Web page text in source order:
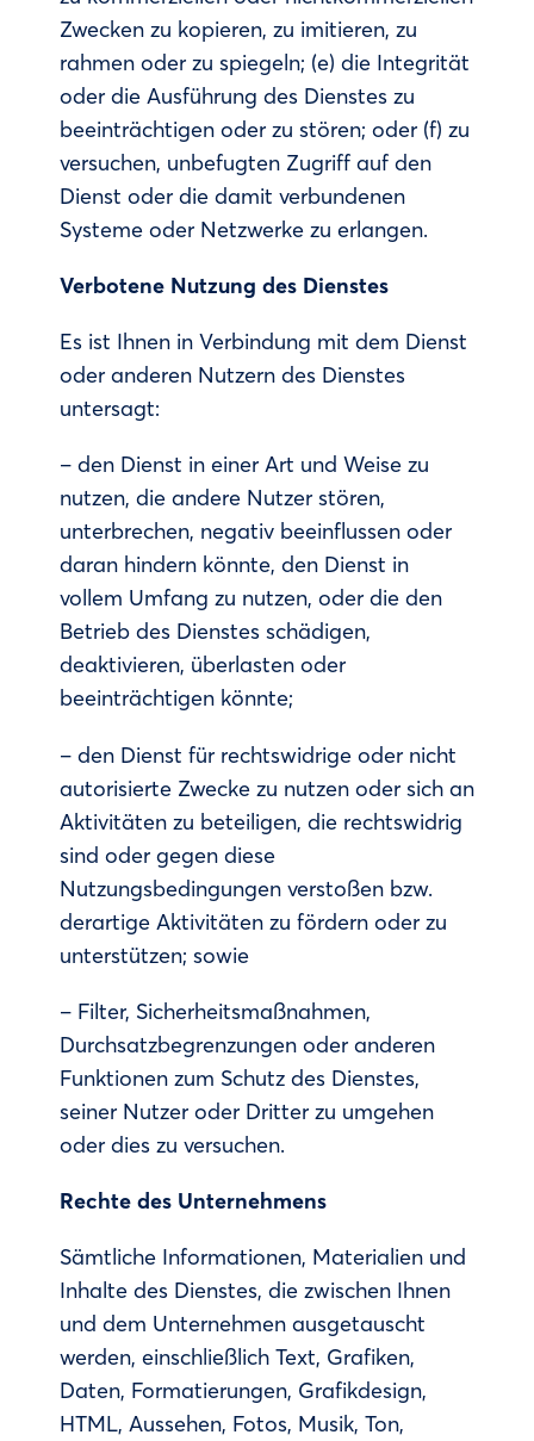
Zwecken zu kopieren, zu imitieren, zu
rahmen oder zu spiegeln; (e) die Integrität
oder die Ausführung des Dienstes zu
beeinträchtigen oder zu stören; oder (f) zu
versuchen, unbefugten Zugriff auf den
Dienst oder die damit verbundenen
Systeme oder Netzwerke zu erlangen.
Verbotene Nutzung des Dienstes
Es ist Ihnen in Verbindung mit dem Dienst
oder anderen Nutzern des Dienstes
untersagt:
– den Dienst in einer Art und Weise zu
nutzen, die andere Nutzer stören,
unterbrechen, negativ beeinflussen oder
daran hindern könnte, den Dienst in
vollem Umfang zu nutzen, oder die den
Betrieb des Dienstes schädigen,
deaktivieren, überlasten oder
beeinträchtigen könnte;
– den Dienst für rechtswidrige oder nicht
autorisierte Zwecke zu nutzen oder sich an
Aktivitäten zu beteiligen, die rechtswidrig
sind oder gegen diese
Nutzungsbedingungen verstoßen bzw.
derartige Aktivitäten zu fördern oder zu
unterstützen; sowie
– Filter, Sicherheitsmaßnahmen,
Durchsatzbegrenzungen oder anderen
Funktionen zum Schutz des Dienstes,
seiner Nutzer oder Dritter zu umgehen
oder dies zu versuchen.
Rechte des Unternehmens
Sämtliche Informationen, Materialien und
Inhalte des Dienstes, die zwischen Ihnen
und dem Unternehmen ausgetauscht
werden, einschließlich Text, Grafiken,
Daten, Formatierungen, Grafikdesign,
HTML, Aussehen, Fotos, Musik, Ton,